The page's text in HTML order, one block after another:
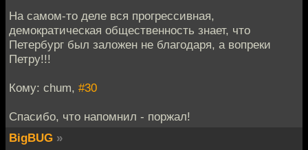
На самом-то деле вся прогрессивная,
демократическая общественность знает, что
Петербург был заложен не благодаря, а вопреки
Петру!!!
Кому: chum, #30
Спасибо, что напомнил - поржал!
BigBUG »